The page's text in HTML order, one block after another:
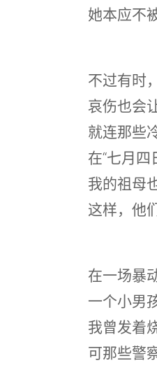
她本应不
不过有时
哀伤也会
就连那些
在“七月
我的祖母
这样，他
在一场暴
一个小男
我曾发着
可那些警